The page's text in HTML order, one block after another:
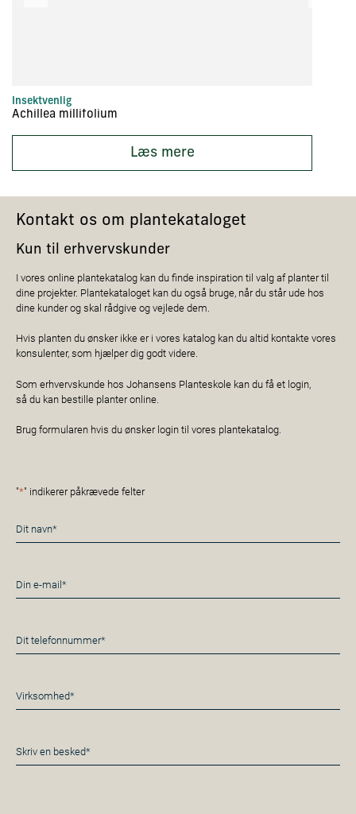
Insektvenlig
Achillea millifolium
Læs mere
Kontakt os om plantekataloget
Kun til erhvervskunder
I vores online plantekatalog kan du finde inspiration til valg af planter til
dine projekter. Plantekataloget kan du også bruge, når du står ude hos
dine kunder og skal rådgive og vejlede dem.
Hvis planten du ønsker ikke er i vores katalog kan du altid kontakte vores
konsulenter, som hjælper dig godt videre.
Som erhvervskunde hos Johansens Planteskole kan du få et login,
så du kan bestille planter online.
Brug formularen hvis du ønsker login til vores plantekatalog.
"*" indikerer påkrævede felter
Navn
*
E-
mail
Telefon
*
Virksomhed*
*
Besked
*